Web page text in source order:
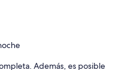
Además, es posible